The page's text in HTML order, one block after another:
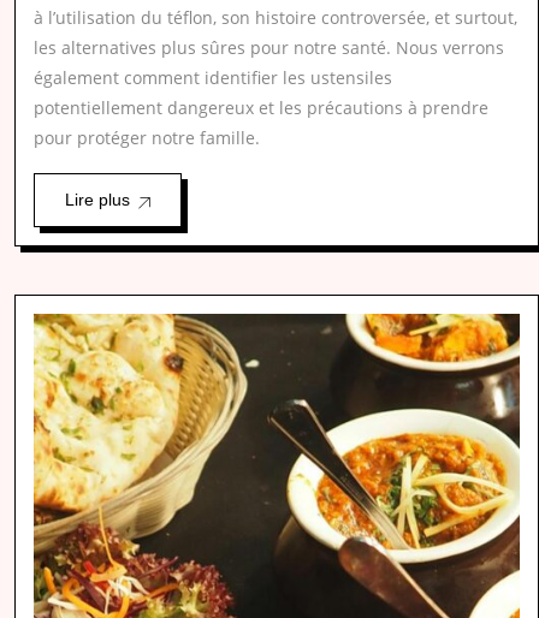
à l’utilisation du téflon, son histoire controversée, et surtout,
les alternatives plus sûres pour notre santé. Nous verrons
également comment identifier les ustensiles
potentiellement dangereux et les précautions à prendre
pour protéger notre famille.
Lire plus